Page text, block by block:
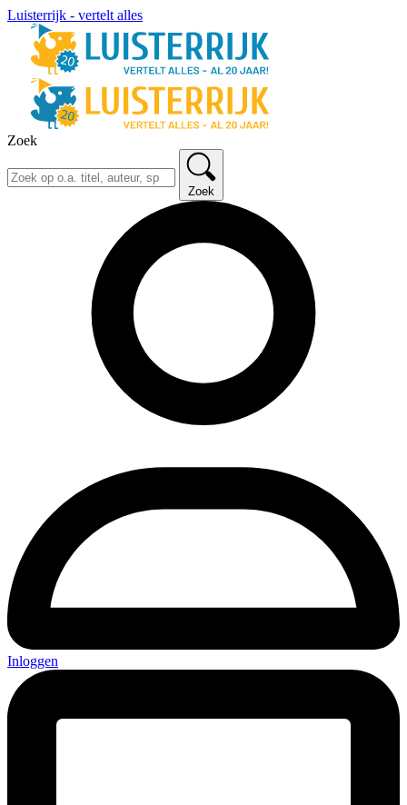
Luisterrijk - vertelt alles
Zoek
Zoek
Inloggen